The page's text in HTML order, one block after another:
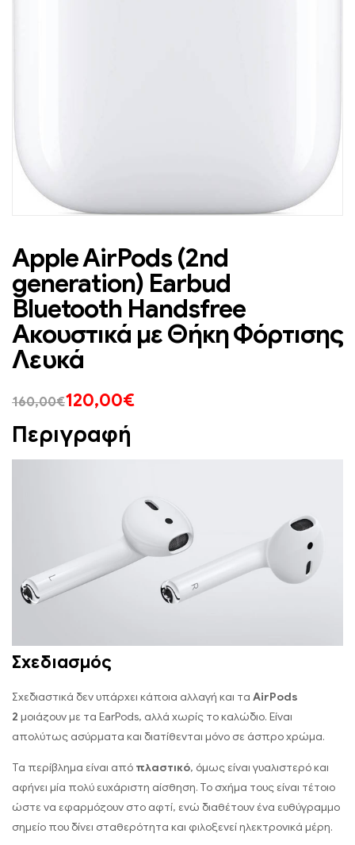
Apple AirPods (2nd
generation) Earbud
Bluetooth Handsfree
Ακουστικά με Θήκη Φόρτισης
Λευκά
160,00€120,00€
Περιγραφή
Σχεδιασμός
Σχεδιαστικά δεν υπάρχει κάποια αλλαγή και τα AirPods
2 μοιάζουν με τα EarPods, αλλά χωρίς το καλώδιο. Είναι
απολύτως ασύρματα και διατίθενται μόνο σε άσπρο χρώμα.
Τα περίβλημα είναι από πλαστικό, όμως είναι γυαλιστερό και
αφήνει μία πολύ ευχάριστη αίσθηση. Το σχήμα τους είναι τέτοιο
ώστε να εφαρμόζουν στο αφτί, ενώ διαθέτουν ένα ευθύγραμμο
σημείο που δίνει σταθερότητα και φιλοξενεί ηλεκτρονικά μέρη.